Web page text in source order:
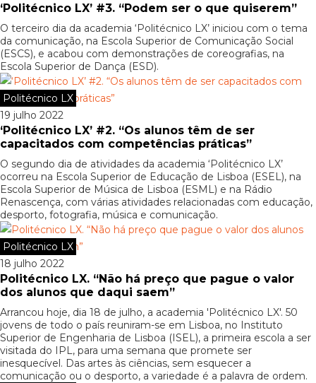
‘Politécnico LX’ #3. “Podem ser o que quiserem”
O terceiro dia da academia ‘Politécnico LX’ iniciou com o tema
da comunicação, na Escola Superior de Comunicação Social
(ESCS), e acabou com demonstrações de coreografias, na
Escola Superior de Dança (ESD).
Politécnico LX
19 julho 2022
‘Politécnico LX’ #2. “Os alunos têm de ser
capacitados com competências práticas”
O segundo dia de atividades da academia ‘Politécnico LX’
ocorreu na Escola Superior de Educação de Lisboa (ESEL), na
Escola Superior de Música de Lisboa (ESML) e na Rádio
Renascença, com várias atividades relacionadas com educação,
desporto, fotografia, música e comunicação.
Politécnico LX
18 julho 2022
Politécnico LX. “Não há preço que pague o valor
dos alunos que daqui saem”
Arrancou hoje, dia 18 de julho, a academia 'Politécnico LX'. 50
jovens de todo o país reuniram-se em Lisboa, no Instituto
Superior de Engenharia de Lisboa (ISEL), a primeira escola a ser
visitada do IPL, para uma semana que promete ser
inesquecível. Das artes às ciências, sem esquecer a
comunicação ou o desporto, a variedade é a palavra de ordem.